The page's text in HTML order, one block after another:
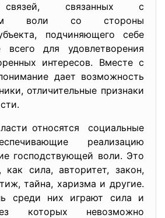
связей, связанных с
воли со стороны
подчиняющего себе
всего для удовлетворения
интересов. Вместе с
дает возможность
отличительные признаки
относятся социальные
реализацию
господствующей воли. Это
сила, авторитет, закон,
тайна, харизма и другие.
среди них играют сила и
которых невозможно